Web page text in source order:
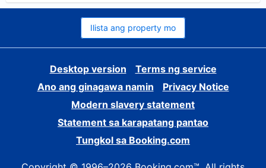
Ilista ang property mo
Desktop version
Terms ng service
Ano ang ginagawa namin
Privacy Notice
Modern slavery statement
Statement sa karapatang pantao
Tungkol sa Booking.com